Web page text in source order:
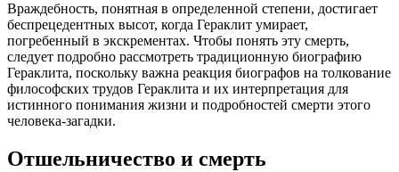
Враждебность, понятная в определенной степени, достигает
беспрецедентных высот, когда Гераклит умирает,
погребенный в экскрементах. Чтобы понять эту смерть,
следует подробно рассмотреть традиционную биографию
Гераклита, поскольку важна реакция биографов на толкование
философских трудов Гераклита и их интерпретация для
истинного понимания жизни и подробностей смерти этого
человека-загадки.
Отшельничество и смерть